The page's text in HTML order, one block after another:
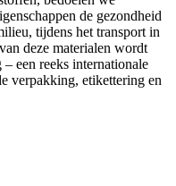
de gezondheid
tijdens het transport in
deze materialen wordt
een reeks internationale
verpakking, etikettering en